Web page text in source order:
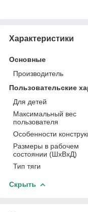
Характеристики
Основные
Производитель
Пользовательские
Для детей
Максимальный вес
пользователя
Особенности
Размеры в рабочем
состоянии (ШxВxД)
Тип тяги
Скрыть